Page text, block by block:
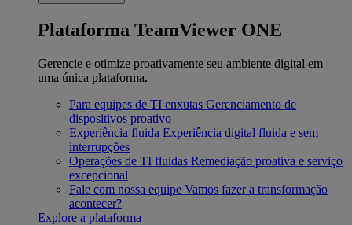
Plataforma TeamViewer ONE
Gerencie e otimize proativamente seu ambiente digital em
uma única plataforma.
Para equipes de TI enxutas Gerenciamento de
dispositivos proativo
Experiência fluida Experiência digital fluida e sem
interrupções
Operações de TI fluidas Remediação proativa e serviço
excepcional
Fale com nossa equipe Vamos fazer a transformação
acontecer?
Explore a plataforma